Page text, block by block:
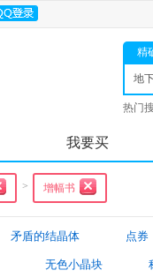
精
地
士
热门
我要买
> 增幅书
矛盾的结晶体 点券
无色小晶块